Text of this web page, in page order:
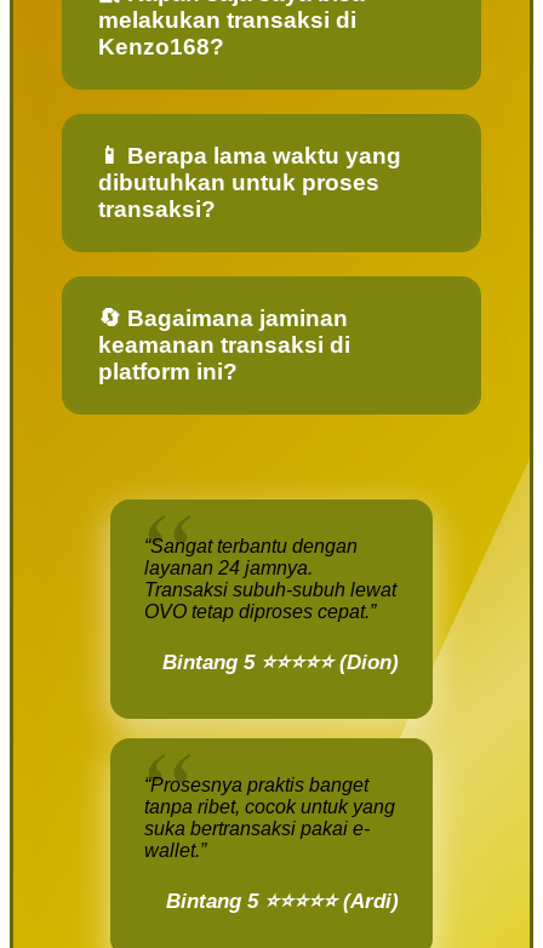
melakukan transaksi di
Kenzo168?
📱 Berapa lama waktu yang
dibutuhkan untuk proses
transaksi?
🔄 Bagaimana jaminan
keamanan transaksi di
platform ini?
“Sangat terbantu dengan
layanan 24 jamnya.
Transaksi subuh-subuh lewat
OVO tetap diproses cepat.”
Bintang 5 ⭐⭐⭐⭐⭐ (Dion)
“Prosesnya praktis banget
tanpa ribet, cocok untuk yang
suka bertransaksi pakai e-
wallet.”
Bintang 5 ⭐⭐⭐⭐⭐ (Ardi)